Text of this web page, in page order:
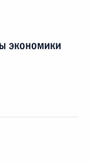
экономики